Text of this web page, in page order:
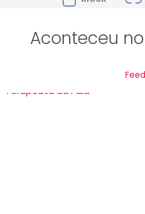
Aconteceu no